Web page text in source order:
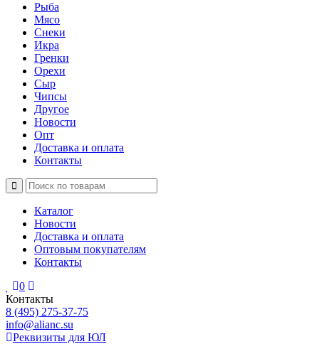
Рыба
Мясо
Снеки
Икра
Гренки
Орехи
Сыр
Чипсы
Другое
Новости
Опт
Доставка и оплата
Контакты
Каталог
Новости
Доставка и оплата
Оптовым покупателям
Контакты
0
Контакты
8 (495) 275-37-75
info@alianc.su
Реквизиты для ЮЛ